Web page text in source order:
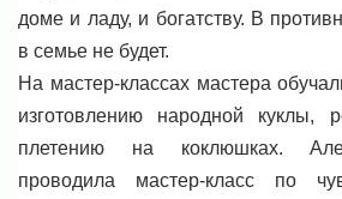
доме и ладу, и богатству. В
в семье не будет.
На мастер-классах мастера
изготовлению народной куклы,
плетению на коклюшках.
проводила мастер-класс по